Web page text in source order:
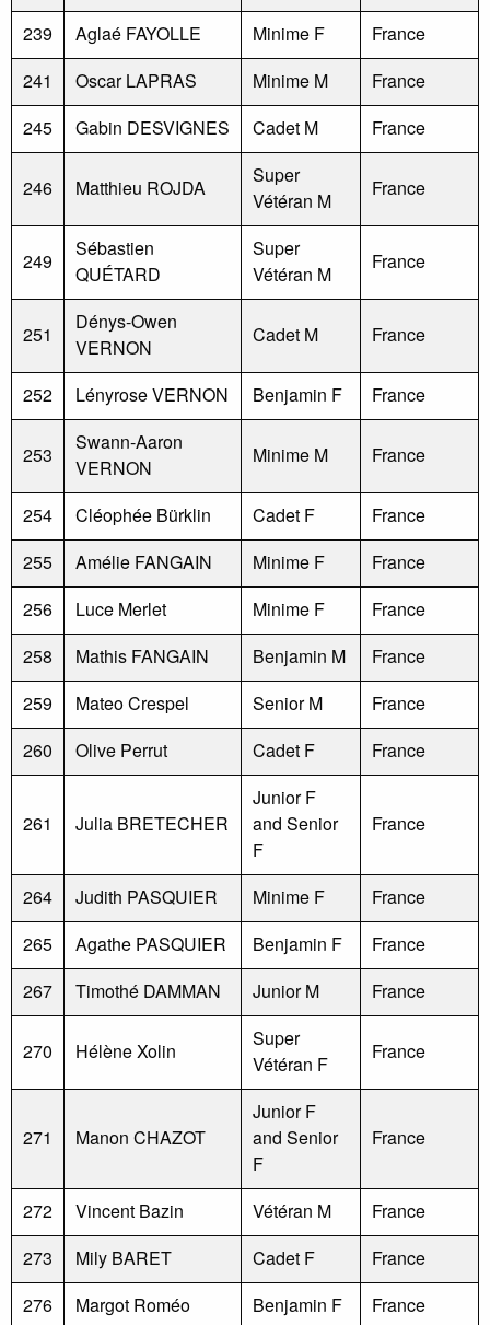
239 Aglaé FAYOLLE Minime F
France
241
Oscar LAPRAS Minime M
France
245
Gabin DESVIGNES Cadet M France
246 Matthieu ROJDA
Super
Vétéran M
France
249
Sébastien
QUÉTARD
Super
Vétéran M
France
251
Dénys-Owen
VERNON
Cadet M France
252 Lényrose VERNON Benjamin F France
253
Swann-Aaron
VERNON
Minime M France
254 Cléophée Bürklin Cadet F
France
255
Amélie FANGAIN Minime F
France
256
Luce Merlet Minime F
France
258
Mathis FANGAIN Benjamin M
France
259
Mateo Crespel Senior M
France
260
Olive Perrut Cadet F France
261 Julia BRETECHER
Junior F
and Senior
F
France
264 Judith PASQUIER Minime F
France
265
Agathe PASQUIER Benjamin F
France
267
Timothé DAMMAN Junior M France
270 Hélène Xolin
Super
Vétéran F
France
271 Manon CHAZOT
Junior F
and Senior
F
France
272 Vincent Bazin Vétéran M
France
273
Mily BARET Cadet F
France
276
Margot Roméo Benjamin F France